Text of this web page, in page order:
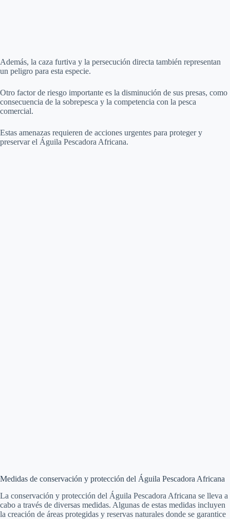
Además, la caza furtiva y la persecución directa también representan
un peligro para esta especie.
Otro factor de riesgo importante es la disminución de sus presas, como
consecuencia de la sobrepesca y la competencia con la pesca
comercial.
Estas amenazas requieren de acciones urgentes para proteger y
preservar el Águila Pescadora Africana.
Medidas de conservación y protección del Águila Pescadora Africana
La conservación y protección del Águila Pescadora Africana se lleva a
cabo a través de diversas medidas. Algunas de estas medidas incluyen
la creación de áreas protegidas y reservas naturales donde se garantice